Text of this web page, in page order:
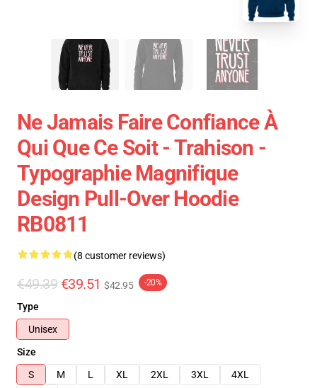
Ne Jamais Faire Confiance À
Qui Que Ce Soit - Trahison -
Typographie Magnifique
Design Pull-Over Hoodie
RB0811
(8 customer reviews)
€49.39 €39.51 $42.95 -20%
Type
Unisex
Size
S
M L XL 2XL 3XL
4XL